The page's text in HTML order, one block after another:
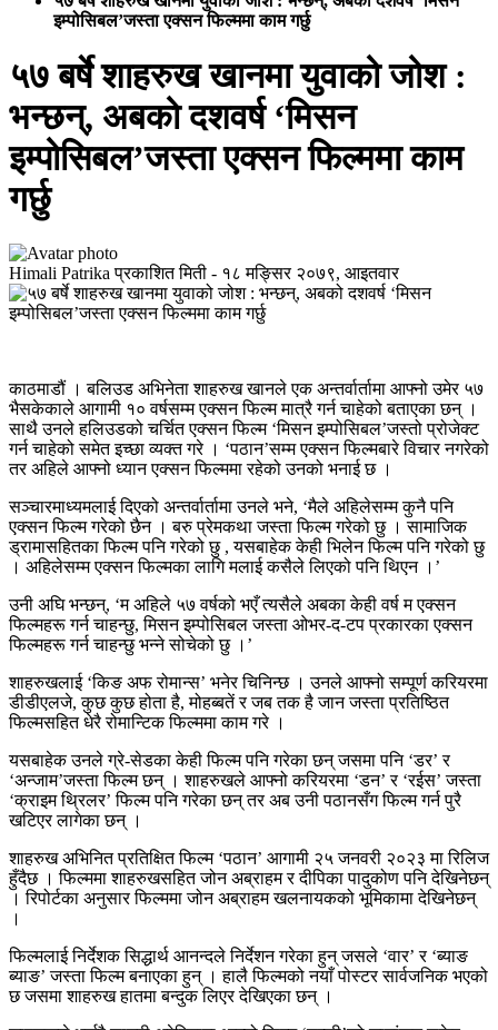
इम्पोसिबल’जस्ता एक्सन फिल्ममा काम गर्छु
५७ बर्षे शाहरुख खानमा युवाको जोश :
भन्छन्, अबको दशवर्ष ‘मिसन
इम्पोसिबल’जस्ता एक्सन फिल्ममा काम
गर्छु
Himali Patrika प्रकाशित मिती - १८ मङ्सिर २०७९, आइतवार
काठमाडौं । बलिउड अभिनेता शाहरुख खानले एक अन्तर्वार्तामा आफ्नो उमेर ५७
भैसकेकाले आगामी १० वर्षसम्म एक्सन फिल्म मात्रै गर्न चाहेको बताएका छन् ।
साथै उनले हलिउडको चर्चित एक्सन फिल्म ‘मिसन इम्पोसिबल’जस्तो प्रोजेक्ट
गर्न चाहेको समेत इच्छा व्यक्त गरे । ‘पठान’सम्म एक्सन फिल्मबारे विचार नगरेको
तर अहिले आफ्नो ध्यान एक्सन फिल्ममा रहेको उनको भनाई छ ।
सञ्चारमाध्यमलाई दिएको अन्तर्वार्तामा उनले भने, ‘मैले अहिलेसम्म कुनै पनि
एक्सन फिल्म गरेको छैन । बरु प्रेमकथा जस्ता फिल्म गरेको छु । सामाजिक
ड्रामासहितका फिल्म पनि गरेको छु , यसबाहेक केही भिलेन फिल्म पनि गरेको छु
। अहिलेसम्म एक्सन फिल्मका लागि मलाई कसैले लिएको पनि थिएन ।’
उनी अघि भन्छन्, ‘म अहिले ५७ वर्षको भएँ त्यसैले अबका केही वर्ष म एक्सन
फिल्महरू गर्न चाहन्छु, मिसन इम्पोसिबल जस्ता ओभर-द-टप प्रकारका एक्सन
फिल्महरू गर्न चाहन्छु भन्ने सोचेको छु ।’
शाहरुखलाई ‘किङ अफ रोमान्स’ भनेर चिनिन्छ । उनले आफ्नो सम्पूर्ण करियरमा
डीडीएलजे, कुछ कुछ होता है, मोहब्बतें र जब तक है जान जस्ता प्रतिष्ठित
फिल्मसहित धेरै रोमान्टिक फिल्ममा काम गरे ।
यसबाहेक उनले ग्रे-सेडका केही फिल्म पनि गरेका छन् जसमा पनि ‘डर’ र
‘अन्जाम’जस्ता फिल्म छन् । शाहरुखले आफ्नो करियरमा ‘डन’ र ‘रईस’ जस्ता
‘क्राइम थ्रिलर’ फिल्म पनि गरेका छन् तर अब उनी पठानसँग फिल्म गर्न पुरै
खटिएर लागेका छन् ।
शाहरुख अभिनित प्रतिक्षित फिल्म ‘पठान’ आगामी २५ जनवरी २०२३ मा रिलिज
हुँदैछ । फिल्ममा शाहरुखसहित जोन अब्राहम र दीपिका पादुकोण पनि देखिनेछन्
। रिपोर्टका अनुसार फिल्ममा जोन अब्राहम खलनायकको भूमिकामा देखिनेछन्
।
फिल्मलाई निर्देशक सिद्धार्थ आनन्दले निर्देशन गरेका हुन् जसले ‘वार’ र ‘ब्याङ
ब्याङ’ जस्ता फिल्म बनाएका हुन् । हालै फिल्मको नयाँ पोस्टर सार्वजनिक भएको
छ जसमा शाहरुख हातमा बन्दुक लिएर देखिएका छन् ।